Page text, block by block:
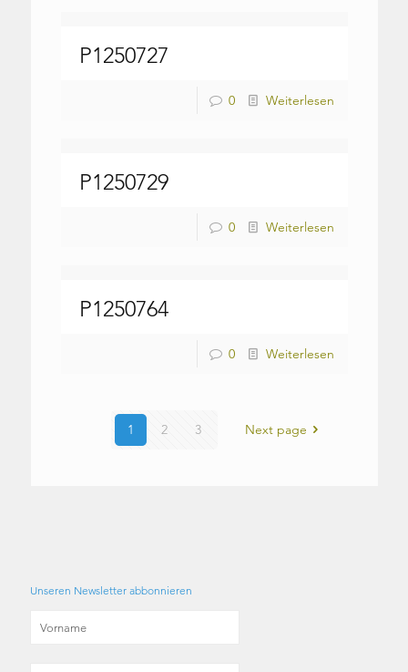
P1250727
0 Weiterlesen
P1250729
0 Weiterlesen
P1250764
0 Weiterlesen
1 2 3 Next page
Unseren Newsletter abbonnieren